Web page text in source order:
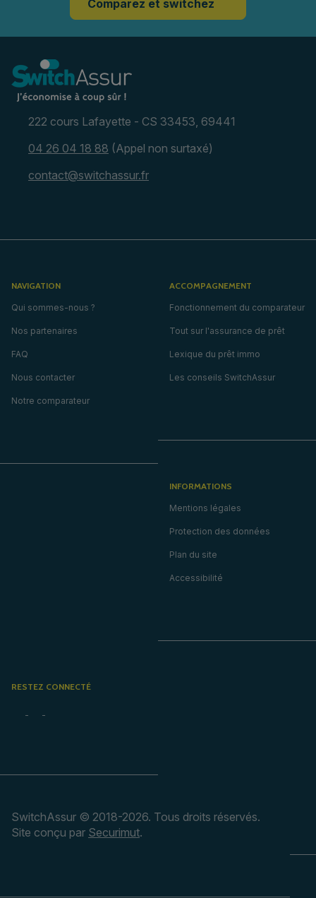
Comparez et switchez
222 cours Lafayette - CS 33453, 69441
04 26 04 18 88 (Appel non surtaxé)
contact@switchassur.fr
NAVIGATION
Qui sommes-nous ?
Nos partenaires
FAQ
Nous contacter
Notre comparateur
ACCOMPAGNEMENT
Fonctionnement du comparateur
Tout sur l'assurance de prêt
Lexique du prêt immo
Les conseils SwitchAssur
INFORMATIONS
Mentions légales
Protection des données
Plan du site
Accessibilité
RESTEZ CONNECTÉ
SwitchAssur © 2018-2026. Tous droits réservés.
Site conçu par Securimut.